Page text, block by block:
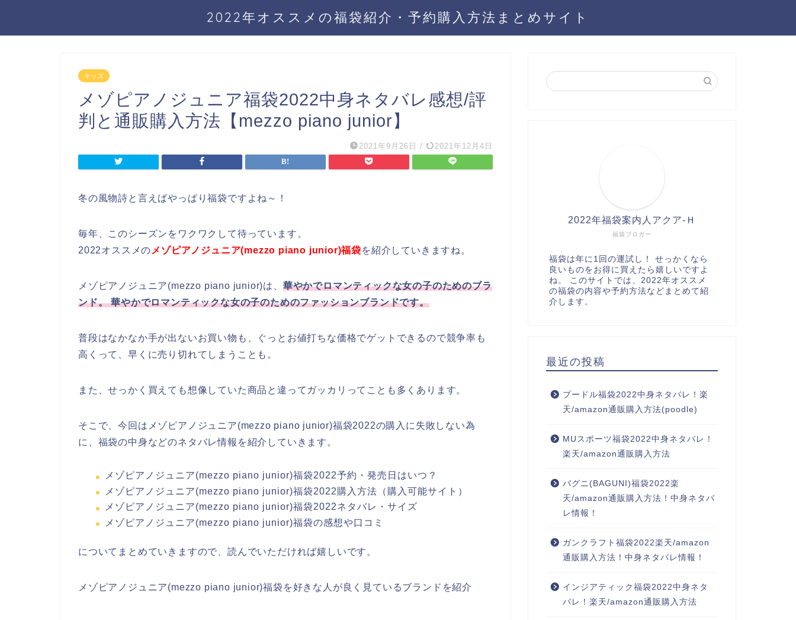
2022年オススメの福袋紹介・予約購入方法まとめサイト
キッズ
メゾピアノジュニア福袋2022中身ネタバレ感想/評
判と通販購入方法【mezzo piano junior】
2021年9月26日 / 2021年12月4日
冬の風物詩と言えばやっぱり福袋ですよね～！
毎年、このシーズンをワクワクして待っています。
2022オススメの メゾピアノジュニア(mezzo piano junior)福袋を紹介していきますね。
メゾピアノジュニア(mezzo piano junior)は、 華やかでロマンティックな女の子のためのブラ
ンド。 華やかでロマンティックな女の子のためのファッションブランドです。
普段はなかなか手が出ないお買い物も、ぐっとお値打ちな価格でゲットできるので競争率も
高くって、早くに売り切れてしまうことも。
また、せっかく買えても想像していた商品と違ってガッカリってことも多くあります。
そこで、今回はメゾピアノジュニア(mezzo piano junior)福袋2022の購入に失敗しない為
に、福袋の中身などのネタバレ情報を紹介していきます。
メゾピアノジュニア(mezzo piano junior)福袋2022予約・発売日はいつ？
メゾピアノジュニア(mezzo piano junior)福袋2022購入方法（購入可能サイト）
メゾピアノジュニア(mezzo piano junior)福袋2022ネタバレ・サイズ
メゾピアノジュニア(mezzo piano junior)福袋の感想や口コミ
についてまとめていきますので、読んでいただければ嬉しいです。
メゾピアノジュニア(mezzo piano junior)福袋を好きな人が良く見ているブランドを紹介
福袋ブロガー
2022年福袋案内人アクア-Ｈ
福袋は年に1回の運試し！ せっかくなら
良いものをお得に買えたら嬉しいですよ
ね。 このサイトでは、2022年オススメ
の福袋の内容や予約方法などまとめて紹
介します。
最近の投稿
プードル福袋2022中身ネタバレ！楽
天/amazon通販購入方法(poodle)
MUスポーツ福袋2022中身ネタバレ！
楽天/amazon通販購入方法
バグニ(BAGUNI)福袋2022楽
天/amazon通販購入方法！中身ネタバ
レ情報！
ガンクラフト福袋2022楽天/amazon
通販購入方法！中身ネタバレ情報！
インジアティック福袋2022中身ネタ
バレ！楽天/amazon通販購入方法